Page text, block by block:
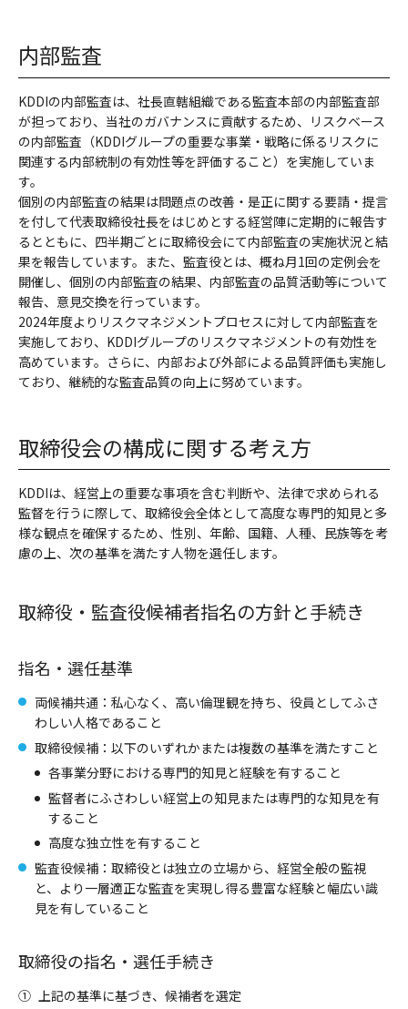
内部監査
KDDIの内部監査は、社長直轄組織である監査本部の内部監査部
が担っており、当社のガバナンスに貢献するため、リスクベース
の内部監査（KDDIグループの重要な事業・戦略に係るリスクに
関連する内部統制の有効性等を評価すること）を実施していま
す。
個別の内部監査の結果は問題点の改善・是正に関する要請・提言
を付して代表取締役社長をはじめとする経営陣に定期的に報告す
るとともに、四半期ごとに取締役会にて内部監査の実施状況と結
果を報告しています。また、監査役とは、概ね月1回の定例会を
開催し、個別の内部監査の結果、内部監査の品質活動等について
報告、意見交換を行っています。
2024年度よりリスクマネジメントプロセスに対して内部監査を
実施しており、KDDIグループのリスクマネジメントの有効性を
高めています。さらに、内部および外部による品質評価も実施し
ており、継続的な監査品質の向上に努めています。
取締役会の構成に関する考え方
KDDIは、経営上の重要な事項を含む判断や、法律で求められる
監督を行うに際して、取締役会全体として高度な専門的知見と多
様な観点を確保するため、性別、年齢、国籍、人種、民族等を考
慮の上、次の基準を満たす人物を選任します。
取締役・監査役候補者指名の方針と手続き
指名・選任基準
両候補共通：私心なく、高い倫理観を持ち、役員としてふさ
わしい人格であること
取締役候補：以下のいずれかまたは複数の基準を満たすこと
各事業分野における専門的知見と経験を有すること
監督者にふさわしい経営上の知見または専門的な知見を有
すること
高度な独立性を有すること
監査役候補：取締役とは独立の立場から、経営全般の監視
と、より一層適正な監査を実現し得る豊富な経験と幅広い識
見を有していること
取締役の指名・選任手続き
① 上記の基準に基づき、候補者を選定